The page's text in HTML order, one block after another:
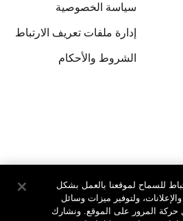
سياسة الخصوصية
إدارة ملفات تعريف الارتباط
الشروط والأحكام
للسماح لموقعنا بالعمل بشكل
ولتوفير ميزات وسائل
حركة المرور على الموقع. ونشارك